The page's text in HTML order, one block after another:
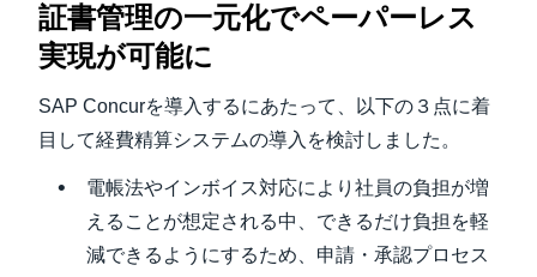
証書管理の一元化でペーパーレス
実現が可能に
SAP Concurを導入するにあたって、以下の３点に着
目して経費精算システムの導入を検討しました。
電帳法やインボイス対応により社員の負担が増
えることが想定される中、できるだけ負担を軽
減できるようにするため、申請・承認プロセス